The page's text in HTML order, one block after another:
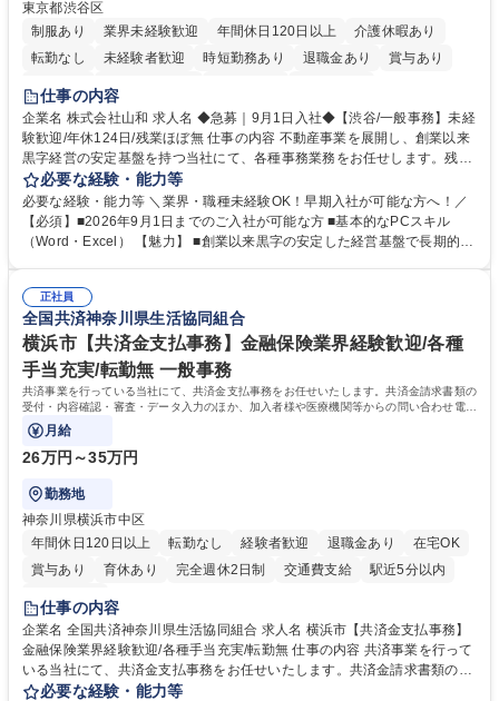
東京都渋谷区
制服あり
業界未経験歓迎 年間休日120日以上
介護休暇あり
転勤なし
未経験者歓迎 時短勤務あり 退職金あり
賞与あり
育休あり
完全週休2日制
仕事の内容
企業名 株式会社山和 求人名 ◆急募｜9月1日入社◆【渋谷/一般事務】未経
験歓迎/年休124日/残業ほぼ無 仕事の内容 不動産事業を展開し、創業以来
黒字経営の安定基盤を持つ当社にて、各種事務業務をお任せします。残業
がほぼ発生せず、連続した日程の有給取得が可能なため、WLBを整えたい
方にお勧めの環境です！ 入社後はOJTを通じて丁寧に研修を行いますの
で、事務未経験の方でも安心して臨むことができます。 【業務詳細】■電
話・来客対応 ■物件の鍵や社内の備品管理 ■データ入力や書類作成 ■契約
必要な経験・能力等
必要な経験・能力等 ＼業界・職種未経験OK！早期入社が可能な方へ！／
【必須】■2026年9月1日までのご入社が可能な方 ■基本的なPCスキル
（Word・Excel） 【魅力】 ■創業以来黒字の安定した経営基盤で長期的に
のOJTで業務を習得可能、未経験でもしっかりサポート 学歴・資格 学
歴：大学院 大学 高専 短大 語学力： 資格：
正社員
全国共済神奈川県生活協同組合
横浜市【共済金支払事務】金融保険業界経験歓迎/各種
手当充実/転勤無 一般事務
共済事業を行っている当社にて、共済金支払事務をお任せいたします。共済金請求書類の
受付・内容確認・審査・データ入力のほか、加入者様や医療機関等からの問い合わせ電話
対応や書類発送等を担当します。
月給
26万円～35万円
勤務地
神奈川県横浜市中区
年間休日120日以上
転勤なし 経験者歓迎 退職金あり
在宅OK
賞与あり
育休あり 完全週休2日制 交通費支給
駅近5分以内
土日祝休み
仕事の内容
企業名 全国共済神奈川県生活協同組合 求人名 横浜市【共済金支払事務】
金融保険業界経験歓迎/各種手当充実/転勤無 仕事の内容 共済事業を行って
いる当社にて、共済金支払事務をお任せいたします。共済金請求書類の受
付・内容確認・審査・データ入力のほか、加入者様や医療機関等からの問
必要な経験・能力等